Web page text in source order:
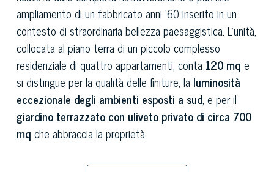
ampliamento di un fabbricato anni ‘60 inserito in un
contesto di straordinaria bellezza paesaggistica. L'unità,
collocata al piano terra di un piccolo complesso
residenziale di quattro appartamenti, conta 120 mq e
si distingue per la qualità delle finiture, la luminosità
eccezionale degli ambienti esposti a sud, e per il
giardino terrazzato con uliveto privato di circa 700
mq che abbraccia la proprietà.
soggiorno con cucinaè il cuore dell'appartamento: